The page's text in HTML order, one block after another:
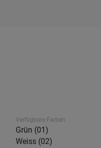
Verfügbare Farben
Grün (01)
Weiss (02)